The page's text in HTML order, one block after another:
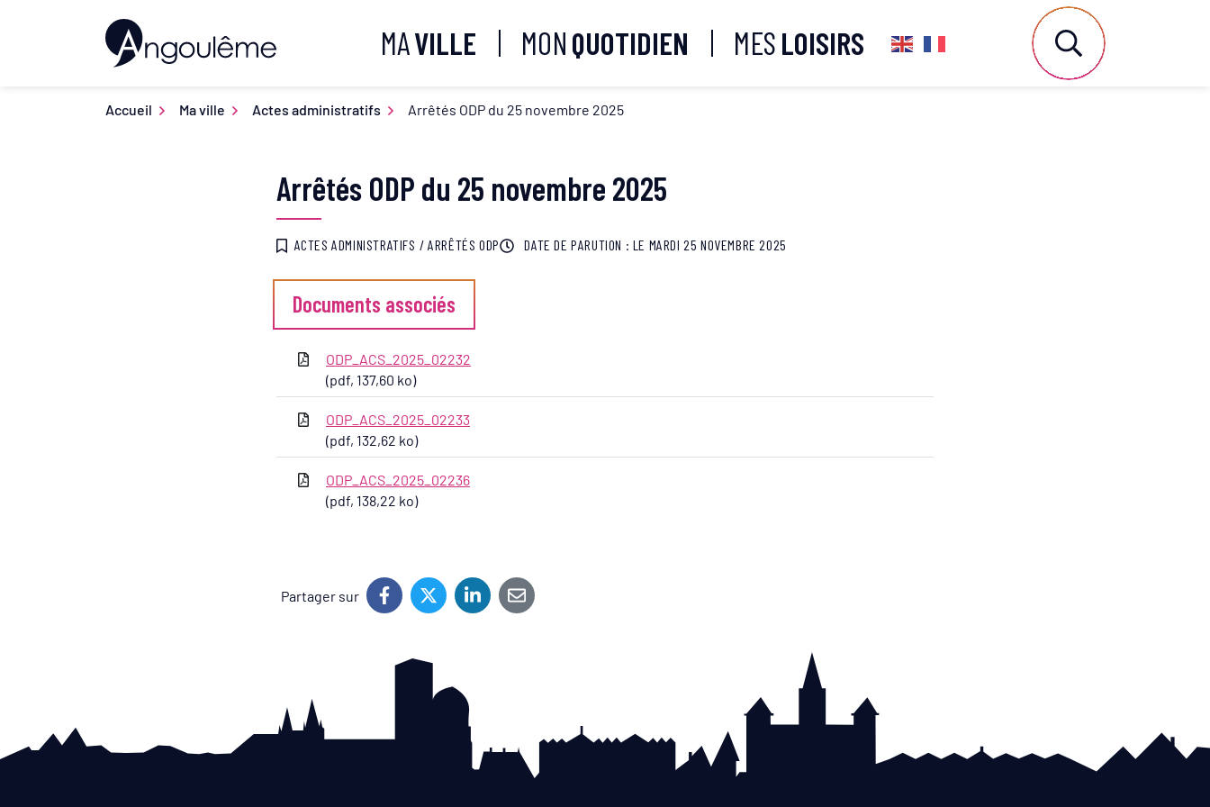
Ville d'Angoulême MAVILLE MONQUOTIDIEN MESLOISIRS
AFFICHER LA
Accueil Ma ville Actes administratifs Arrêtés ODP du 25 novembre 2025
Arrêtés ODP du 25 novembre 2025
ACTES ADMINISTRATIFS / ARRÊTÉS ODP DATE DE PARUTION : LE MARDI 25 NOVEMBRE 2025
Documents associés
ODP_ACS_2025_02232
(pdf, 137,60 ko)
ODP_ACS_2025_02233
(pdf, 132,62 ko)
ODP_ACS_2025_02236
(pdf, 138,22 ko)
Partager sur